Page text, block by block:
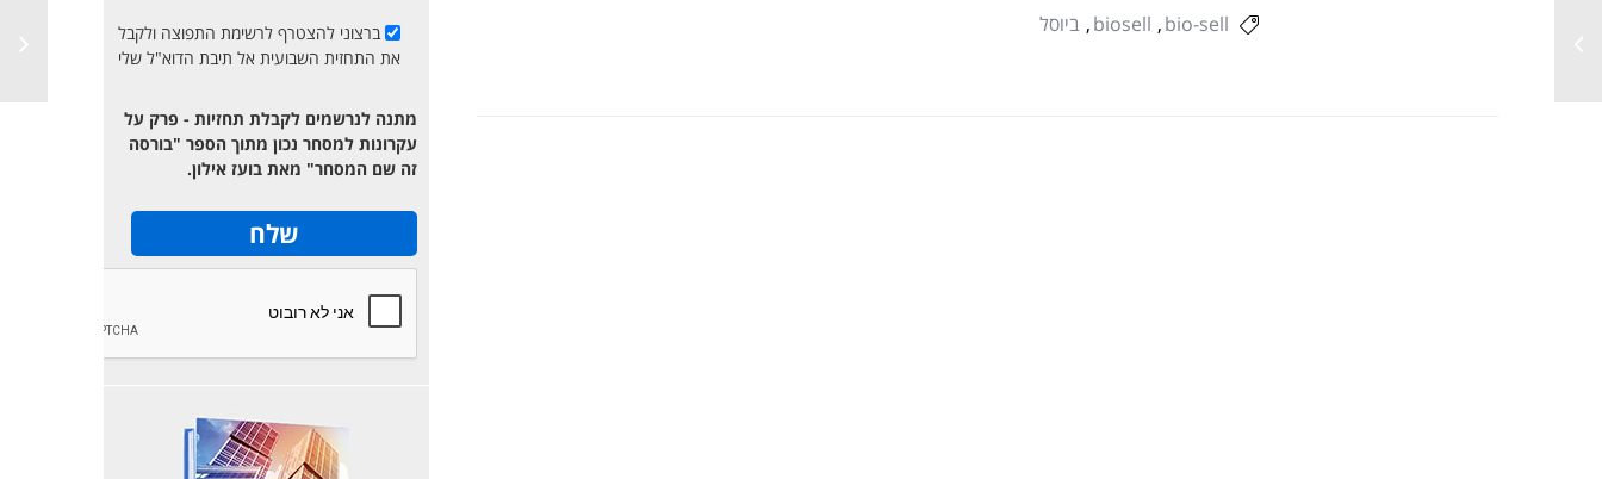
bio-sell
biosell ביוסל
ברצוני להצטרף לרשימת התפוצה ולקבל
את התחזית השבועית אל תיבת הדוא"ל שלי
מתנה לנרשמים לקבלת תחזיות - פרק על
עקרונות למסחר נכון מתוך הספר "בורסה
זה שם המסחר" מאת בועז אילון.